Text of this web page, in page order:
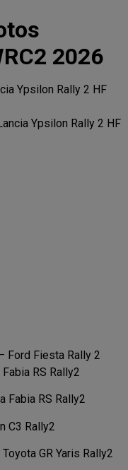
2026
Ypsilon Rally 2 HF
Ypsilon Rally 2 HF
Ford Fiesta Rally 2
RS Rally2
Fabia RS Rally2
C3 Rally2
Toyota GR Yaris Rally2